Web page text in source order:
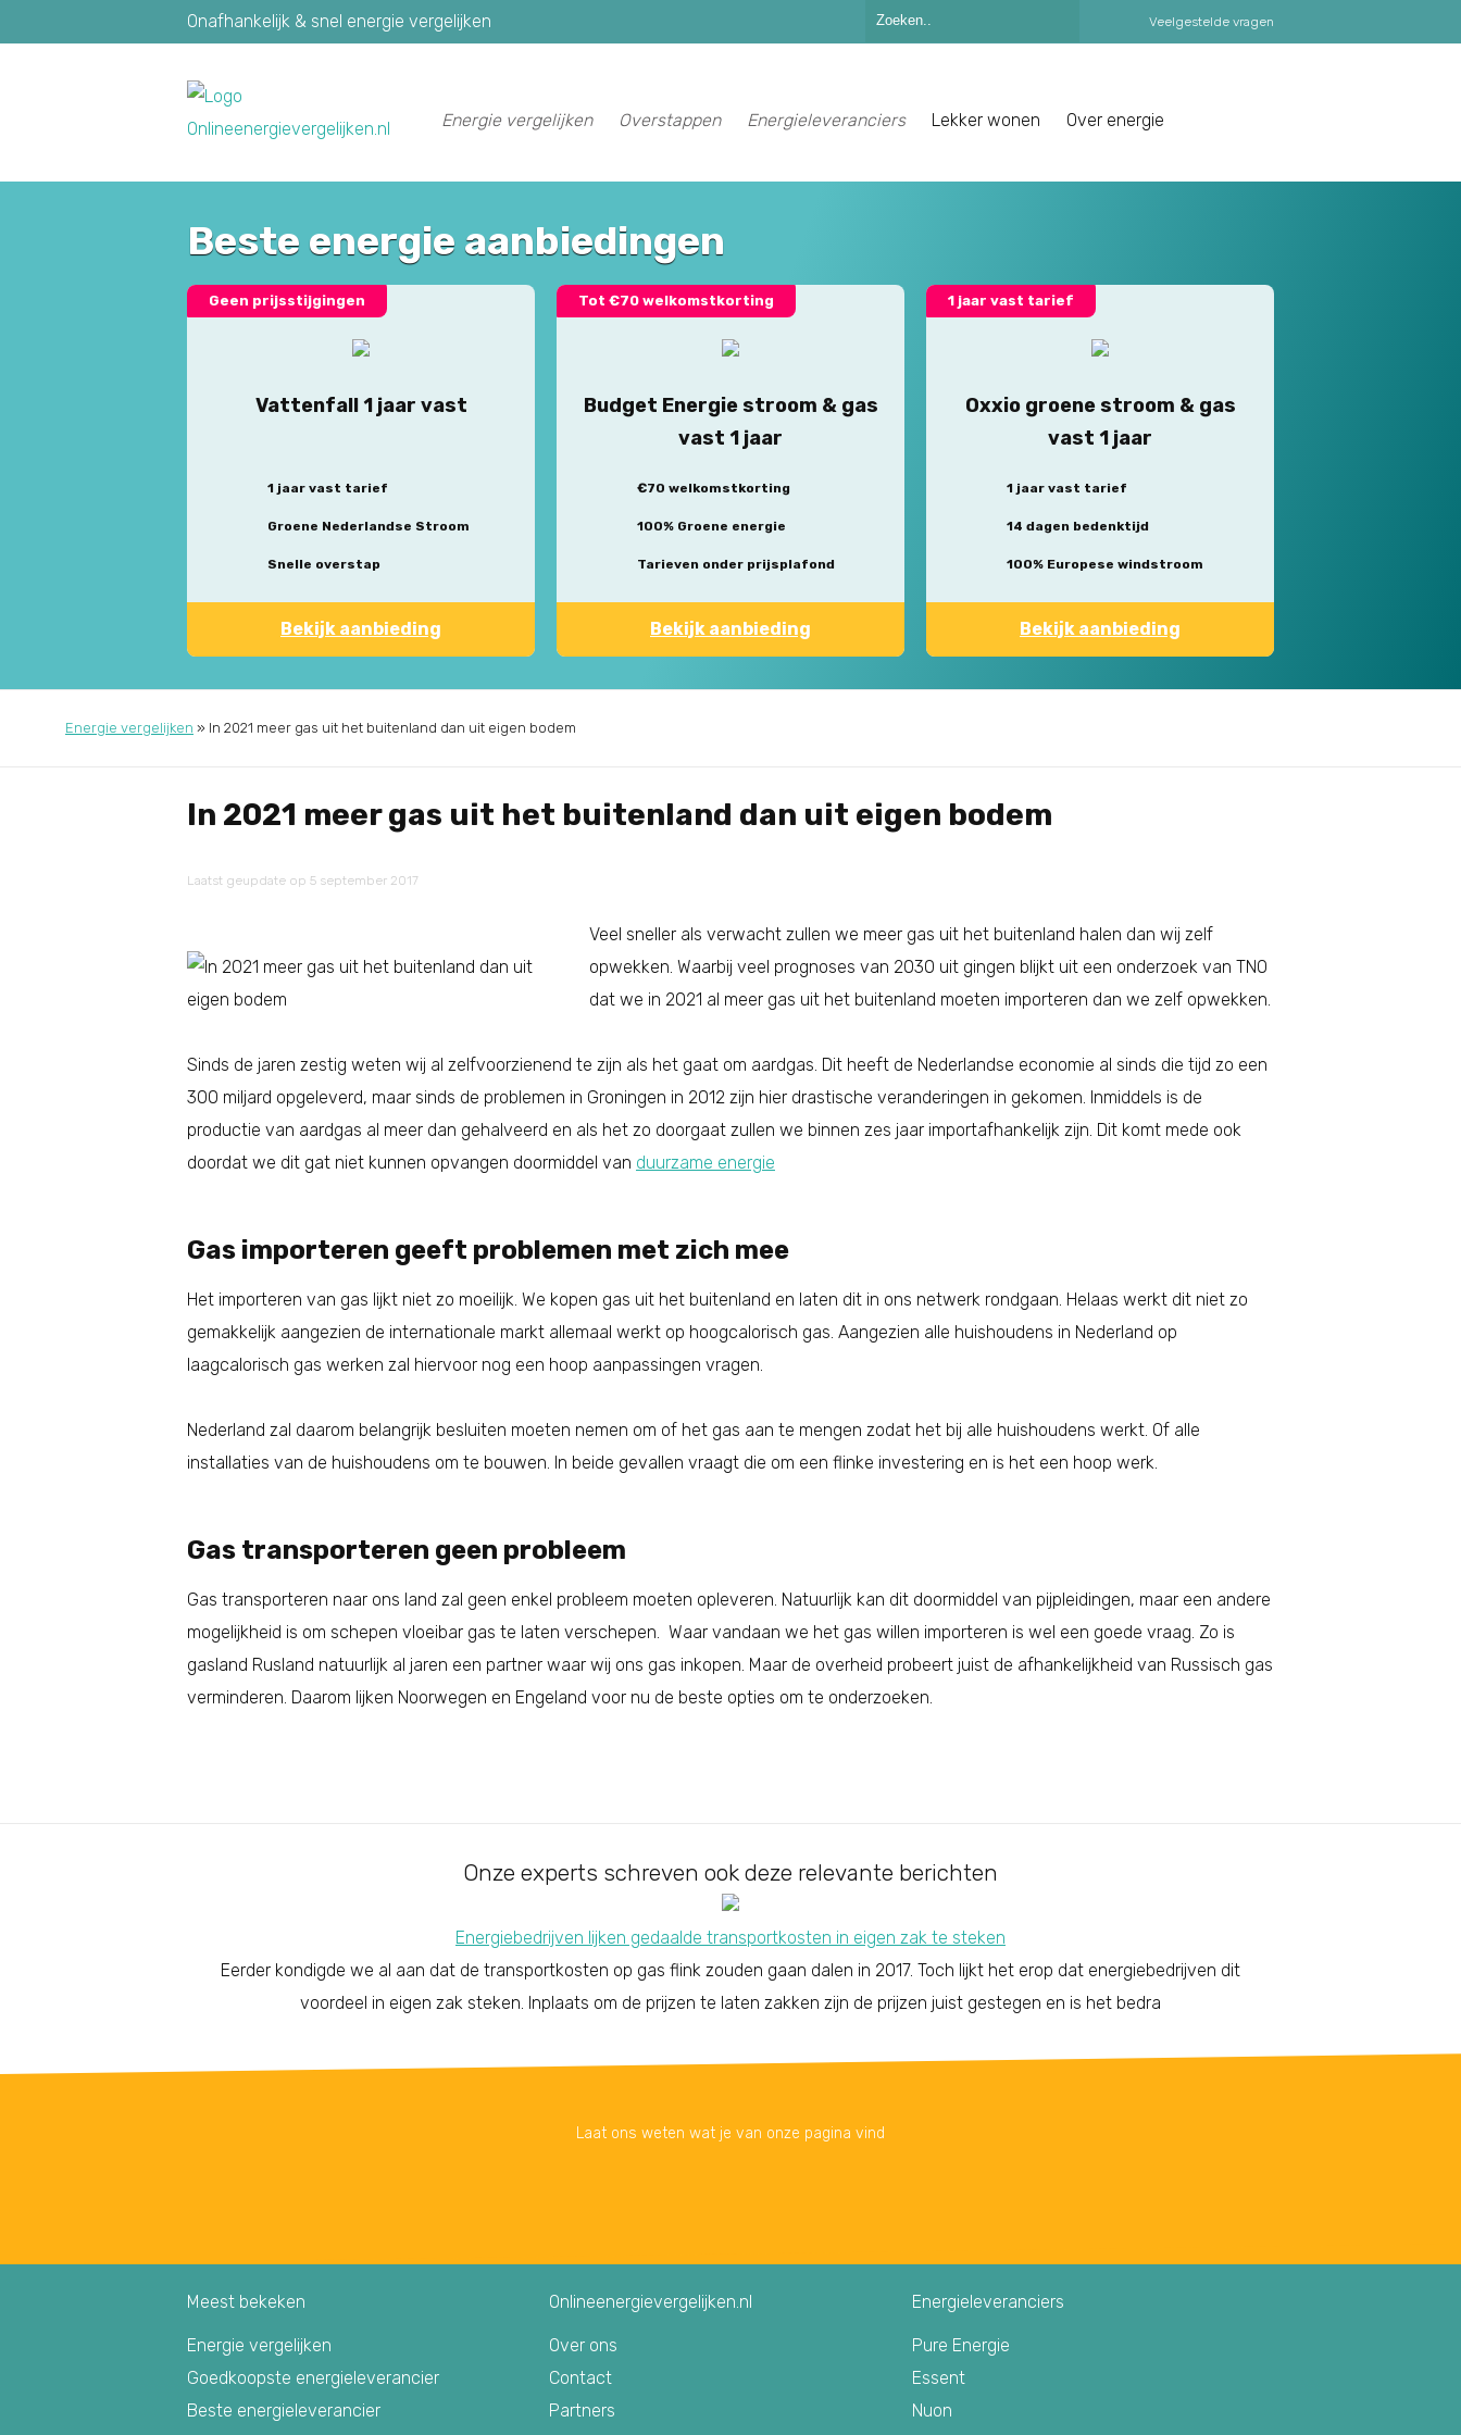
Onafhankelijk & snel energie vergelijken Veelgestelde vragen
Energie vergelijken Overstappen Energieleveranciers Lekker wonen Over energie
Beste energie aanbiedingen
Geen prijsstijgingen
Vattenfall 1 jaar vast
1 jaar vast tarief
Groene Nederlandse Stroom
Snelle overstap
Bekijk aanbieding
Tot €70 welkomstkorting
Budget Energie stroom & gas
vast 1 jaar
€70 welkomstkorting
100% Groene energie
Tarieven onder prijsplafond
Bekijk aanbieding
1 jaar vast tarief
Oxxio groene stroom & gas
vast 1 jaar
1 jaar vast tarief
14 dagen bedenktijd
100% Europese windstroom
Bekijk aanbieding
Energie vergelijken » In 2021 meer gas uit het buitenland dan uit eigen bodem
In 2021 meer gas uit het buitenland dan uit eigen bodem
Laatst geupdate op 5 september 2017
Veel sneller als verwacht zullen we meer gas uit het buitenland halen dan wij zelf
opwekken. Waarbij veel prognoses van 2030 uit gingen blijkt uit een onderzoek van TNO
dat we in 2021 al meer gas uit het buitenland moeten importeren dan we zelf opwekken.
Sinds de jaren zestig weten wij al zelfvoorzienend te zijn als het gaat om aardgas. Dit heeft de Nederlandse economie al sinds die tijd zo een
300 miljard opgeleverd, maar sinds de problemen in Groningen in 2012 zijn hier drastische veranderingen in gekomen. Inmiddels is de
productie van aardgas al meer dan gehalveerd en als het zo doorgaat zullen we binnen zes jaar importafhankelijk zijn. Dit komt mede ook
doordat we dit gat niet kunnen opvangen doormiddel van duurzame energie
Gas importeren geeft problemen met zich mee
Het importeren van gas lijkt niet zo moeilijk. We kopen gas uit het buitenland en laten dit in ons netwerk rondgaan. Helaas werkt dit niet zo
gemakkelijk aangezien de internationale markt allemaal werkt op hoogcalorisch gas. Aangezien alle huishoudens in Nederland op
laagcalorisch gas werken zal hiervoor nog een hoop aanpassingen vragen.
Nederland zal daarom belangrijk besluiten moeten nemen om of het gas aan te mengen zodat het bij alle huishoudens werkt. Of alle
installaties van de huishoudens om te bouwen. In beide gevallen vraagt die om een flinke investering en is het een hoop werk.
Gas transporteren geen probleem
Gas transporteren naar ons land zal geen enkel probleem moeten opleveren. Natuurlijk kan dit doormiddel van pijpleidingen, maar een andere
mogelijkheid is om schepen vloeibar gas te laten verschepen. Waar vandaan we het gas willen importeren is wel een goede vraag. Zo is
gasland Rusland natuurlijk al jaren een partner waar wij ons gas inkopen. Maar de overheid probeert juist de afhankelijkheid van Russisch gas
verminderen. Daarom lijken Noorwegen en Engeland voor nu de beste opties om te onderzoeken.
Onze experts schreven ook deze relevante berichten
Energiebedrijven lijken gedaalde transportkosten in eigen zak te steken
Eerder kondigde we al aan dat de transportkosten op gas flink zouden gaan dalen in 2017. Toch lijkt het erop dat energiebedrijven dit
voordeel in eigen zak steken. Inplaats om de prijzen te laten zakken zijn de prijzen juist gestegen en is het bedra
Laat ons weten wat je van onze pagina vind
Meest bekeken
Energie vergelijken
Goedkoopste energieleverancier
Beste energieleverancier
Onlineenergievergelijken.nl
Over ons
Contact
Partners
Energieleveranciers
Pure Energie
Essent
Nuon